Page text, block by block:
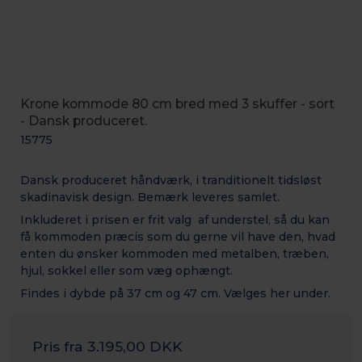
Krone kommode 80 cm bred med 3 skuffer - sort
- Dansk produceret.
15775
Dansk produceret håndværk, i tranditionelt tidsløst
skadinavisk design. Bemærk leveres samlet.
Inkluderet i prisen er frit valg af understel, så du kan
få kommoden præcis som du gerne vil have den, hvad
enten du ønsker kommoden med metalben, træben,
hjul, sokkel eller som væg ophængt.
Findes i dybde på 37 cm og 47 cm. Vælges her under.
Pris fra 3.195,00 DKK